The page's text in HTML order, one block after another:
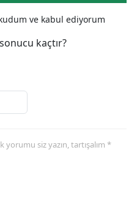
ve kabul ediyorum
kaçtır?
siz yazın, tartışalım *